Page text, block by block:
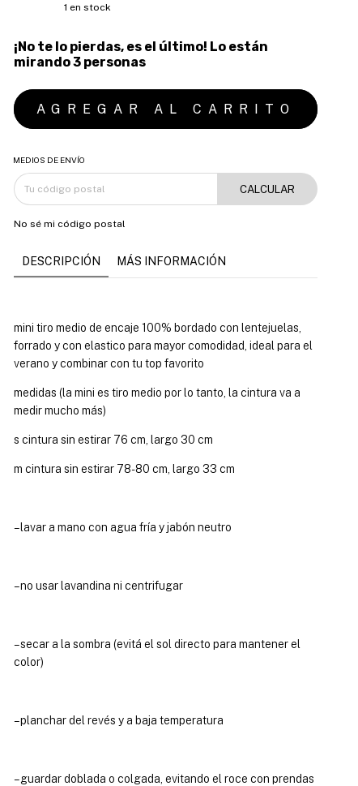
1 en stock
¡No te lo pierdas, es el último! Lo están
mirando 3 personas
MEDIOS DE ENVÍO
CALCULAR
No sé mi código postal
DESCRIPCIÓN MÁS INFORMACIÓN
mini tiro medio de encaje 100% bordado con lentejuelas,
forrado y con elastico para mayor comodidad, ideal para el
verano y combinar con tu top favorito
medidas (la mini es tiro medio por lo tanto, la cintura va a
medir mucho más)
s cintura sin estirar 76 cm, largo 30 cm
m cintura sin estirar 78-80 cm, largo 33 cm
– lavar a mano con agua fría y jabón neutro
– no usar lavandina ni centrifugar
– secar a la sombra (evitá el sol directo para mantener el
color)
– planchar del revés y a baja temperatura
– guardar doblada o colgada, evitando el roce con prendas